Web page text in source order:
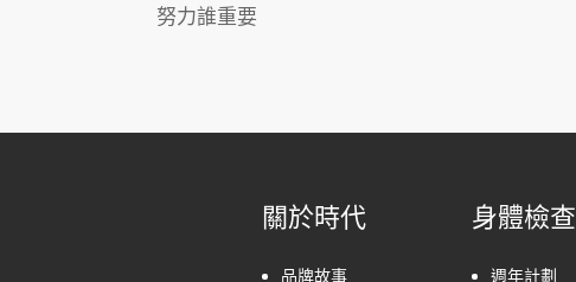
努力誰重要
關於時代
品牌故事
身體檢查
週年計劃